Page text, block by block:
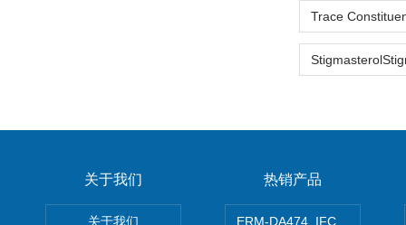
关于我们
关于我们
热销产品
ERM-DA474_IFCCC反应蛋